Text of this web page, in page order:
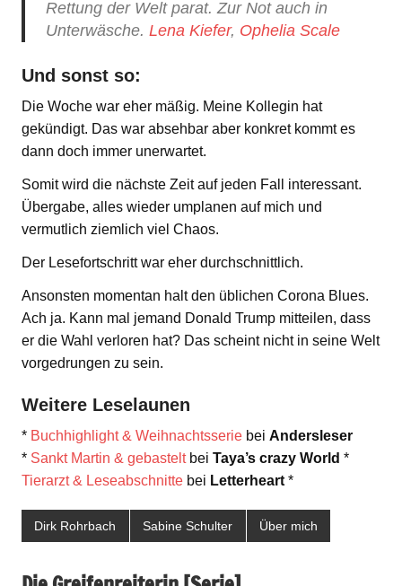
Rettung der Welt parat. Zur Not auch in
Unterwäsche. Lena Kiefer, Ophelia Scale
Und sonst so:
Die Woche war eher mäßig. Meine Kollegin hat
gekündigt. Das war absehbar aber konkret kommt es
dann doch immer unerwartet.
Somit wird die nächste Zeit auf jeden Fall interessant.
Übergabe, alles wieder umplanen auf mich und
vermutlich ziemlich viel Chaos.
Der Lesefortschritt war eher durchschnittlich.
Ansonsten momentan halt den üblichen Corona Blues.
Ach ja. Kann mal jemand Donald Trump mitteilen, dass
er die Wahl verloren hat? Das scheint nicht in seine Welt
vorgedrungen zu sein.
Weitere Leselaunen
* Buchhighlight & Weihnachtsserie bei Andersleser
* Sankt Martin & gebasteltbei Taya’s crazy World *
Tierarzt & Leseabschnitte bei Letterheart *
Dirk Rohrbach Sabine Schulter Über mich